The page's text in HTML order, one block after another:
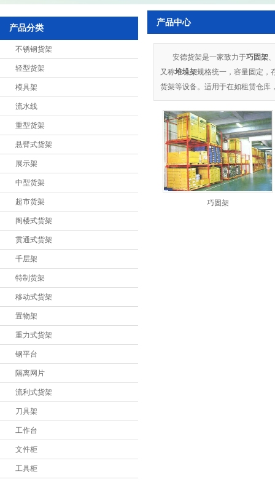
特制货架
移动式货架
置物架
重力式货架
钢平台
隔离网片
流利式货架
刀具架
产品分类
不锈钢货架
轻型货架
模具架
流水线
重型货架
悬臂式货架
展示架
中型货架
超市货架
阁楼式货架
贯通式货架
千层架
特制货架
移动式货架
置物架
重力式货架
钢平台
隔离网片
流利式货架
刀具架
工作台
文件柜
工具柜
产品中心
安德货架是一家致力于巧固架
又称堆垛架规格统一，容量固定，
货架等设备。适用于在如租赁仓库
巧固架